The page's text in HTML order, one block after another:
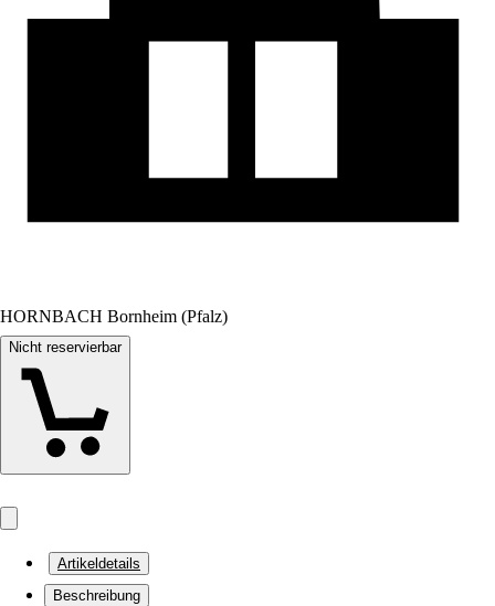
HORNBACH Bornheim (Pfalz)
Nicht reservierbar
Artikeldetails
Beschreibung